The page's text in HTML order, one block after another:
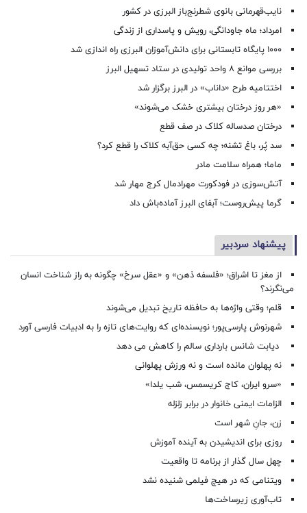
نایب‌قهرمانی بانوی شطرنج‌باز البرزی در کشور
امرداد؛ ماه جاودانگی، رویش و پاسداری از زندگی
۱۰۰۰ پایگاه تابستانی برای دانش‌آموزان البرزی راه اندازی شد
بررسی موانع ۸ واحد تولیدی در ستاد تسهیل البرز
اختتامیه طرح «داناب» در البرز برگزار شد
«هر روز درختان بیشتری خشک می‌شوند»
درختان صدساله کلاک در صف قطع
سد پُر، باغ تشنه؛ چه کسی حق‌آبه کلاک را قطع کرد؟
ماما؛ همراه سلامت مادر
آتش‌سوزی در فودکورت مهرادمال کرج مهار شد
گرما پیش‌روست؛ آبفای البرز آماده‌باش داد
پیشنهاد سردبیر
از مغز تا اشراق؛ «فلسفه ذهن» و «عقل سرخ» چگونه به راز شناخت انسان
می‌نگرند؟
قلم؛ وقتی واژه‌ها به حافظه تاریخ تبدیل می‌شوند
شهرنوش پارسی‌پور؛ نویسنده‌ای که روایت‌های تازه را به ادبیات فارسی آورد
دیابت شانس بارداری سالم را کاهش می دهد
نه پهلوان مانده است و نه ورزش پهلوانی
«سرو ایران، کاج کریسمس، شب یلدا»
الزامات ایمنی خانوار در برابر زلزله
زن، جانِ شهر است
روزی برای اندیشیدن به آینده آموزش
چهل سال گذار از برنامه تا واقعیت
ویتنامی که در هیچ فیلمی شنیده نشد
تاب‌آوری زیرساخت‌ها